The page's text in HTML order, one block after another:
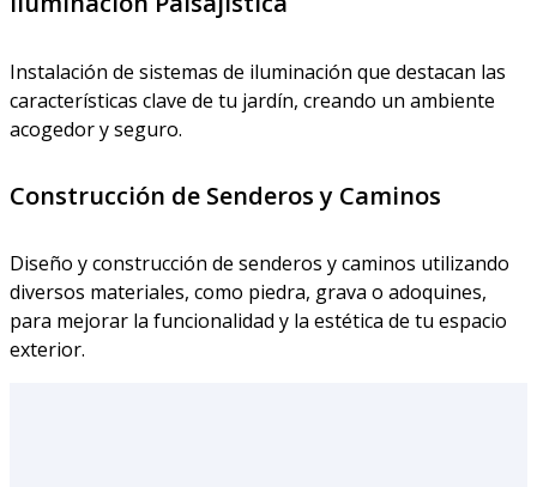
Instalación de sistemas de iluminación que destacan las
características clave de tu jardín, creando un ambiente
acogedor y seguro.
Construcción de Senderos y Caminos
Diseño y construcción de senderos y caminos utilizando
diversos materiales, como piedra, grava o adoquines,
para mejorar la funcionalidad y la estética de tu espacio
exterior.